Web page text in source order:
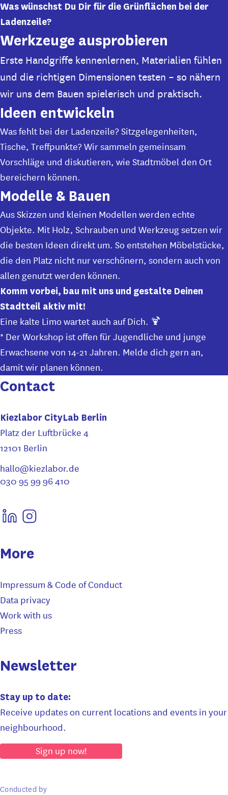
Was wünschst Du Dir für die Grünflächen bei der
Ladenzeile?
Werkzeuge ausprobieren
Erste Handgriffe kennenlernen, Materialien fühlen
und die richtigen Dimensionen testen – so nähern
wir uns dem Bauen spielerisch und praktisch.
Ideen entwickeln
Was fehlt bei der Ladenzeile? Sitzgelegenheiten,
Tische, Treffpunkte? Wir sammeln gemeinsam
Vorschläge und diskutieren, wie Stadtmöbel den Ort
bereichern können.
Modelle & Bauen
Aus Skizzen und kleinen Modellen werden echte
Objekte. Mit Holz, Schrauben und Werkzeug setzen wir
die besten Ideen direkt um. So entstehen Möbelstücke,
die den Platz nicht nur verschönern, sondern auch von
allen genutzt werden können.
Komm vorbei, bau mit uns und gestalte Deinen
Stadtteil aktiv mit!
Eine kalte Limo wartet auch auf Dich. 🍹
* Der Workshop ist offen für Jugendliche und junge
Erwachsene von 14-21 Jahren. Melde dich gern an,
damit wir planen können.
Contact
Kiezlabor CityLab Berlin
Platz der Luftbrücke 4
12101 Berlin
hallo@kiezlabor.de
030 95 99 96 410
More
Impressum & Code of Conduct
Data privacy
Work with us
Press
Newsletter
Stay up to date:
Receive updates on current locations and events in your
neighbourhood.
Sign up now!
Conducted by